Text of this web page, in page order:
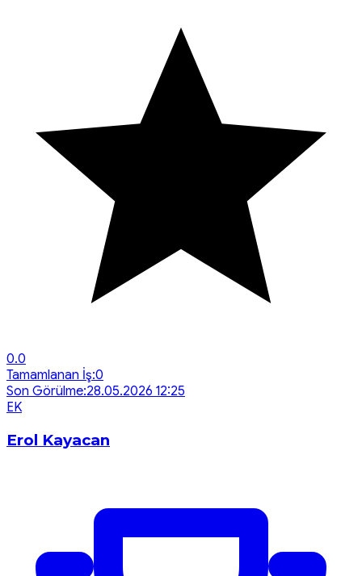
0.0
Tamamlanan İş:0
Son Görülme:28.05.2026 12:25
EK
Erol Kayacan